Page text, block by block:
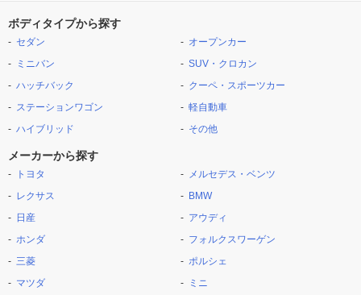
ボディタイプから探す
セダン
ミニバン
ハッチバック
ステーションワゴン
ハイブリッド
オープンカー
SUV・クロカン
クーペ・スポーツカー
軽自動車
その他
メーカーから探す
トヨタ
レクサス
日産
ホンダ
三菱
マツダ
メルセデス・ベンツ
BMW
アウディ
フォルクスワーゲン
ポルシェ
ミニ